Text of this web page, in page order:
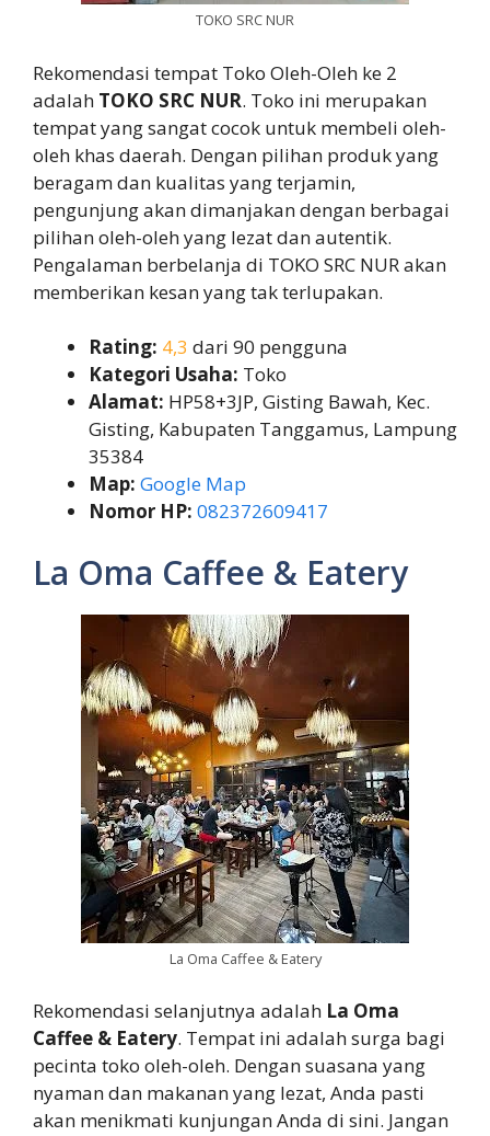
TOKO SRC NUR
Rekomendasi tempat Toko Oleh-Oleh ke 2
adalah TOKO SRC NUR. Toko ini merupakan
tempat yang sangat cocok untuk membeli oleh-
oleh khas daerah. Dengan pilihan produk yang
beragam dan kualitas yang terjamin,
pengunjung akan dimanjakan dengan berbagai
pilihan oleh-oleh yang lezat dan autentik.
Pengalaman berbelanja di TOKO SRC NUR akan
memberikan kesan yang tak terlupakan.
Rating: 4,3 dari 90 pengguna
Kategori Usaha: Toko
Alamat: HP58+3JP, Gisting Bawah, Kec.
Gisting, Kabupaten Tanggamus, Lampung
35384
Map: Google Map
Nomor HP: 082372609417
La Oma Caffee & Eatery
La Oma Caffee & Eatery
Rekomendasi selanjutnya adalah La Oma
Caffee & Eatery. Tempat ini adalah surga bagi
pecinta toko oleh-oleh. Dengan suasana yang
nyaman dan makanan yang lezat, Anda pasti
akan menikmati kunjungan Anda di sini. Jangan